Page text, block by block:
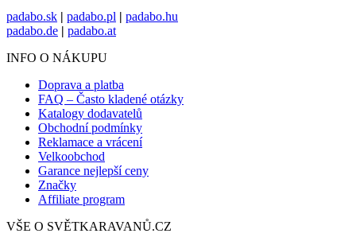
padabo.sk | padabo.pl | padabo.hu
padabo.de | padabo.at
INFO O NÁKUPU
Doprava a platba
FAQ – Často kladené otázky
Katalogy dodavatelů
Obchodní podmínky
Reklamace a vrácení
Velkoobchod
Garance nejlepší ceny
Značky
Affiliate program
VŠE O SVĚTKARAVANŮ.CZ